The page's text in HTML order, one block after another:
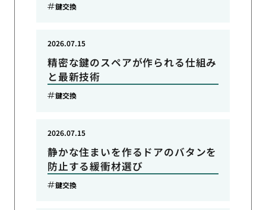
鍵交換
精密な鍵のスペアが作られる仕組み
と最新技術
2026.07.15
鍵交換
静かな住まいを作るドアのバタンを
防止する緩衝材選び
2026.07.15
鍵交換